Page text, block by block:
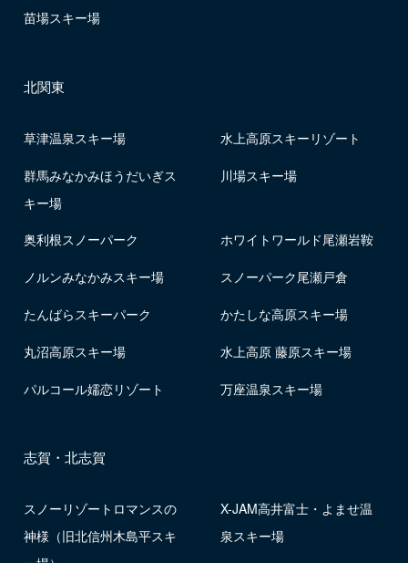
苗場スキー場
北関東
草津温泉スキー場 水上高原スキーリゾート
群馬みなかみほうだいぎス
キー場
川場スキー場
奥利根スノーパーク ホワイトワールド尾瀬岩鞍
ノルンみなかみスキー場 スノーパーク尾瀬戸倉
たんばらスキーパーク かたしな高原スキー場
丸沼高原スキー場 水上高原 藤原スキー場
パルコール嬬恋リゾート 万座温泉スキー場
志賀・北志賀
スノーリゾートロマンスの
神様（旧北信州木島平スキ
X-JAM高井富士・よませ温
泉スキー場